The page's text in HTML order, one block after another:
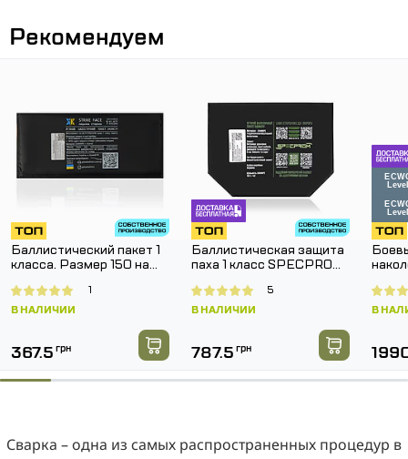
Рекомендуем
Баллистический пакет 1
класса. Размер 150 на
В НАЛИЧИИ
1
367.5 грн
Баллистическая защита
паха 1 класс SPECPROM.
В НАЛИЧИИ
5
787.5 грн
В
Сварка – одна из самых распространенных процедур в